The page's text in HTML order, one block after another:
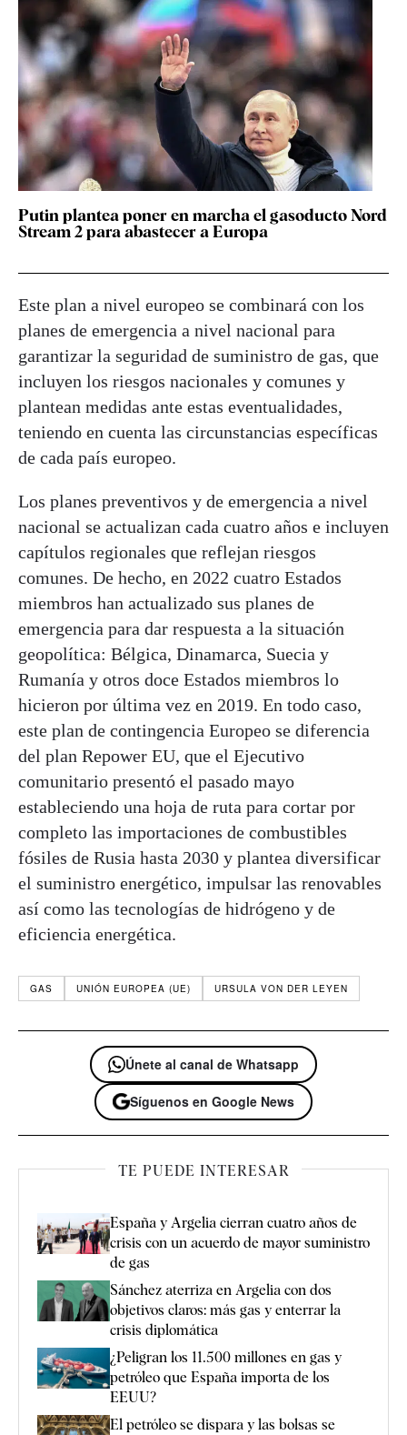
Putin plantea poner en marcha el gasoducto Nord
Stream 2 para abastecer a Europa
Este plan a nivel europeo se combinará con los
planes de emergencia a nivel nacional para
garantizar la seguridad de suministro de gas, que
incluyen los riesgos nacionales y comunes y
plantean medidas ante estas eventualidades,
teniendo en cuenta las circunstancias específicas
de cada país europeo.
Los planes preventivos y de emergencia a nivel
nacional se actualizan cada cuatro años e incluyen
capítulos regionales que reflejan riesgos
comunes. De hecho, en 2022 cuatro Estados
miembros han actualizado sus planes de
emergencia para dar respuesta a la situación
geopolítica: Bélgica, Dinamarca, Suecia y
Rumanía y otros doce Estados miembros lo
hicieron por última vez en 2019. En todo caso,
este plan de contingencia Europeo se diferencia
del plan Repower EU, que el Ejecutivo
comunitario presentó el pasado mayo
estableciendo una hoja de ruta para cortar por
completo las importaciones de combustibles
fósiles de Rusia hasta 2030 y plantea diversificar
el suministro energético, impulsar las renovables
así como las tecnologías de hidrógeno y de
eficiencia energética.
GAS UNIÓN EUROPEA (UE) URSULA VON DER LEYEN
Únete al canal de Whatsapp
Síguenos en Google News
TE PUEDE INTERESAR
España y Argelia cierran cuatro años de
crisis con un acuerdo de mayor suministro
de gas
Sánchez aterriza en Argelia con dos
objetivos claros: más gas y enterrar la
crisis diplomática
¿Peligran los 11.500 millones en gas y
petróleo que España importa de los
EEUU?
El petróleo se dispara y las bolsas se